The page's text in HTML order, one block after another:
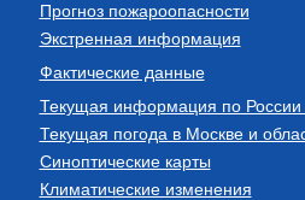
Прогноз пожароопасности
Экстренная информация
Фактические данные
Текущая информация по России
Текущая погода в Москве и
Синоптические карты
Климатические изменения